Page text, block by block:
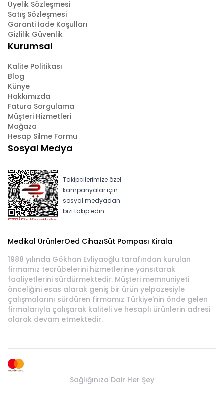
Üyelik Sözleşmesi
Satış Sözleşmesi
Garanti İade Koşulları
Gizlilik Güvenlik
Kurumsal
Kalite Politikası
Blog
Künye
Hakkımızda
Fatura Sorgulama
Müşteri Hizmetleri
Mağaza
Hesap Silme Formu
Sosyal Medya
Takipçilerimize özel
kampanyalar için
sosyal medyadan
bizi takip edin.
Medikal ÜrünlerOed CihazıSüt Pompası Kirala
1988 yılında Gökhan Evliyaoğlu tarafından kurulan
firmamız tecrübelerini hizmetlerine yansıtarak
faaliyetlerini sürdürmektedir. Müşteri memnuniyeti
önceliğini esas alarak geniş bir ürün yelpazesiyle
çalışmalarını sürdüren firmamız Türkiye'nin önde gelen
firmalarıyla çalışarak kaliteli ve hesaplı ürünlerin adresi
olarak devam etmektedir.
Sağlığınıza Dair Her Şey